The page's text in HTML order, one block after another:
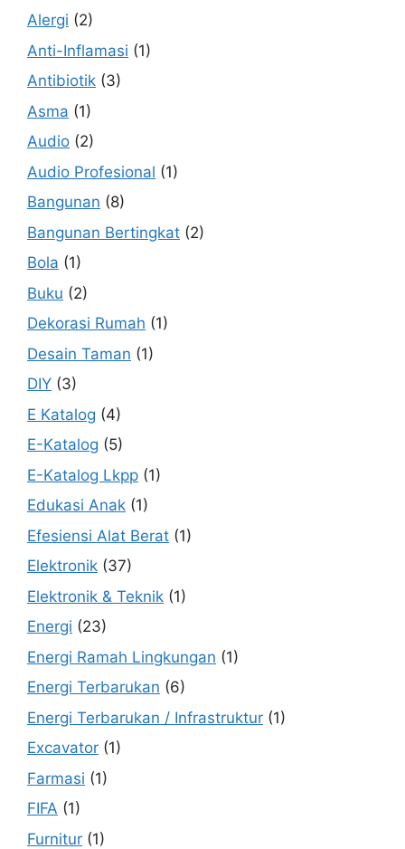
Alergi (2)
Anti-Inflamasi (1)
Antibiotik (3)
Asma (1)
Audio (2)
Audio Profesional (1)
Bangunan (8)
Bangunan Bertingkat (2)
Bola (1)
Buku (2)
Dekorasi Rumah (1)
Desain Taman (1)
DIY (3)
E Katalog (4)
E-Katalog (5)
E-Katalog Lkpp (1)
Edukasi Anak (1)
Efesiensi Alat Berat (1)
Elektronik (37)
Elektronik & Teknik (1)
Energi (23)
Energi Ramah Lingkungan (1)
Energi Terbarukan (6)
Energi Terbarukan / Infrastruktur (1)
Excavator (1)
Farmasi (1)
FIFA (1)
Furnitur (1)